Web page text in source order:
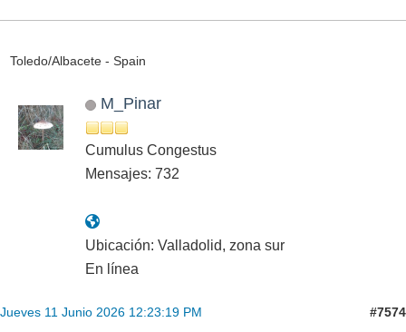
Toledo/Albacete - Spain
M_Pinar
Cumulus Congestus
Mensajes: 732
Ubicación: Valladolid, zona sur
En línea
Jueves 11 Junio 2026 12:23:19 PM #7574